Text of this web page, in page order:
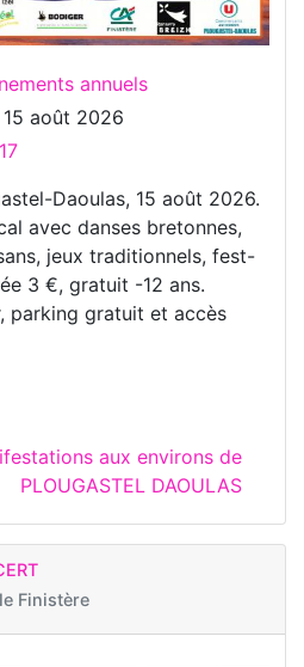
annuels
août 2026
Daoulas, 15 août 2026.
avec danses bretonnes,
jeux traditionnels, fest-
3 €, gratuit -12 ans.
parking gratuit et accès
aux environs de
PLOUGASTEL DAOULAS
Finistère